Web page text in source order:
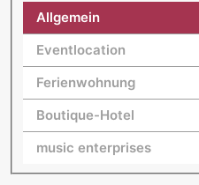
Allgemein
Eventlocation
Ferienwohnung
Boutique-Hotel
music enterprises